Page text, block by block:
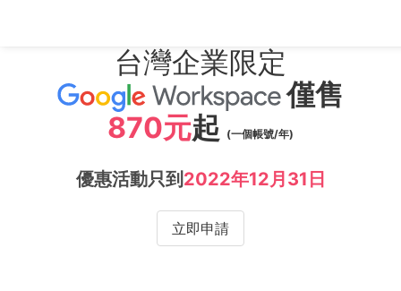
台灣企業限定
僅售
870元起 (一個帳號/年)
優惠活動只到 2022年12月31日
立即申請